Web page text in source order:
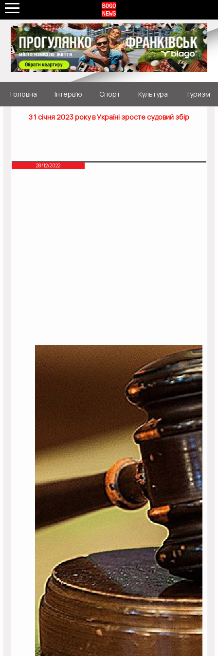
Головна Інтерв'ю Спорт Культура Туризм
З 1 січня 2023 року в Україні зросте судовий збір
28/12/2022